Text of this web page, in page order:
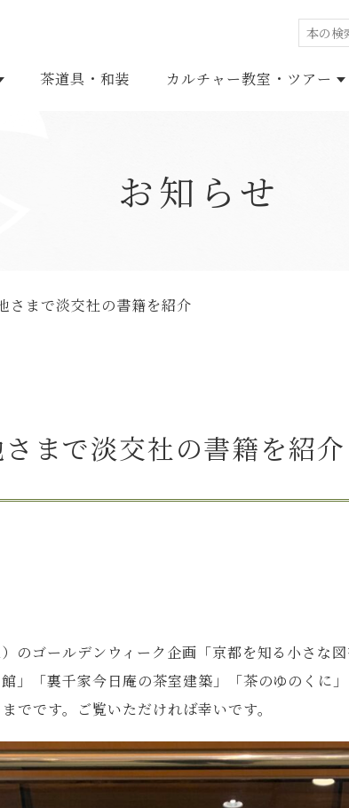
茶道具・和装 カルチャー教室・ツアー
お知らせ
さまで淡交社の書籍を紹介
まで淡交社の書籍を紹介
のゴールデンウィーク企画「京都を知る小さな
」「裏千家今日庵の茶室建築」「茶のゆのく
でです。ご覧いただければ幸いです。